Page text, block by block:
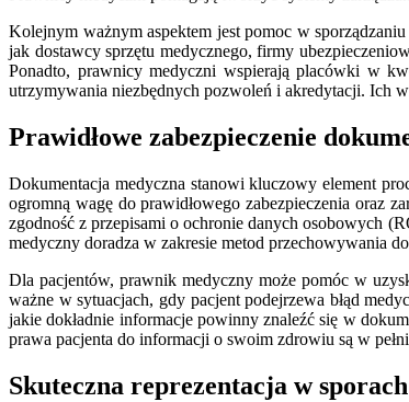
Kolejnym ważnym aspektem jest pomoc w
jak dostawcy sprzętu medycznego, firmy
Ponadto, prawnicy medyczni wspierają placówki w
utrzymywania niezbędnych pozwoleń i akredytacji. Ich
Prawidłowe zabezpieczenie
Dokumentacja medyczna stanowi kluczowy element
ogromną wagę do prawidłowego zabezpieczenia oraz
zgodność z przepisami o ochronie danych osobowych
medyczny doradza w zakresie metod przechowywania
Dla pacjentów, prawnik medyczny może pomóc w
ważne w sytuacjach, gdy pacjent podejrzewa błąd
jakie dokładnie informacje powinny znaleźć się w
prawa pacjenta do informacji o swoim zdrowiu są w
Skuteczna reprezentacja w